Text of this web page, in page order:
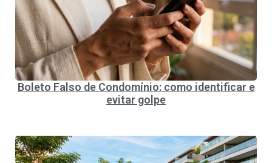
Boleto Falso de Condomínio: como identificar e
evitar golpe